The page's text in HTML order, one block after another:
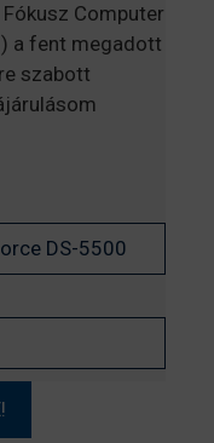
Computer
a fent megadott
szabott